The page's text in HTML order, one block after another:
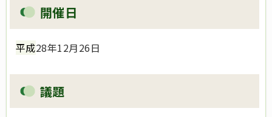
開催日
平成28年12月26日
議題